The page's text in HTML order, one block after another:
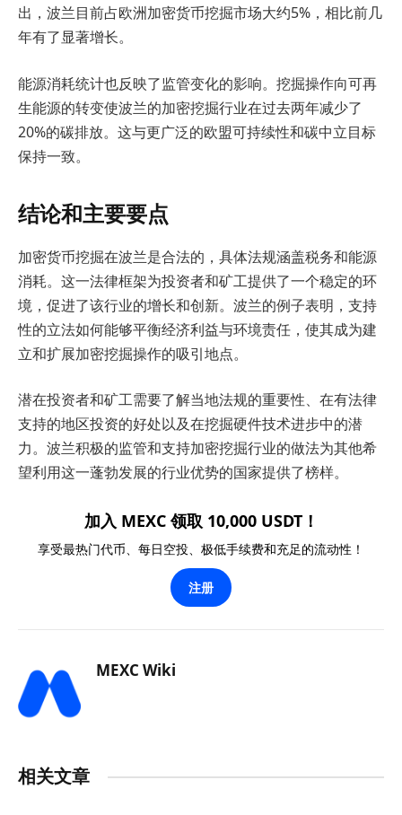
出，波兰目前占欧洲加密货币挖掘市场大约5%，相比前几
年有了显著增长。
能源消耗统计也反映了监管变化的影响。挖掘操作向可再
生能源的转变使波兰的加密挖掘行业在过去两年减少了
20%的碳排放。这与更广泛的欧盟可持续性和碳中立目标
保持一致。
结论和主要要点
加密货币挖掘在波兰是合法的，具体法规涵盖税务和能源
消耗。这一法律框架为投资者和矿工提供了一个稳定的环
境，促进了该行业的增长和创新。波兰的例子表明，支持
性的立法如何能够平衡经济利益与环境责任，使其成为建
立和扩展加密挖掘操作的吸引地点。
潜在投资者和矿工需要了解当地法规的重要性、在有法律
支持的地区投资的好处以及在挖掘硬件技术进步中的潜
力。波兰积极的监管和支持加密挖掘行业的做法为其他希
望利用这一蓬勃发展的行业优势的国家提供了榜样。
加入 MEXC 领取 10,000 USDT！
享受最热门代币、每日空投、极低手续费和充足的流动性！
注册
MEXC Wiki
相关文章